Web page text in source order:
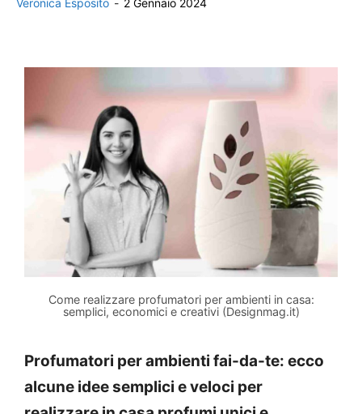
Veronica Esposito - 2 Gennaio 2024
Come realizzare profumatori per ambienti in casa:
semplici, economici e creativi (Designmag.it)
Profumatori per ambienti fai-da-te: ecco
alcune idee semplici e veloci per